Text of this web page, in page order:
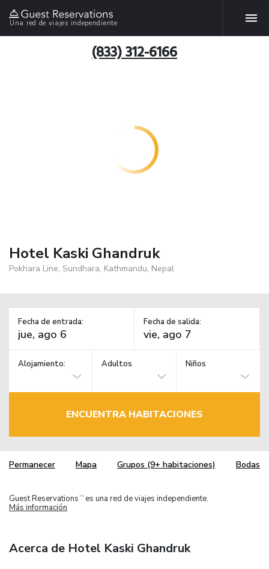
Una red de viajes independiente
(833) 312-6166
Hotel Kaski Ghandruk
Pokhara Line, Sundhara, Kathmandu, Nepal
Fecha de entrada: Fecha de salida:
Alojamiento: Adultos Niños
ENCUENTRA HABITACIONES
Permanecer Mapa Grupos (9+ habitaciones) Bodas
Guest Reservations TM
es una red de viajes independiente.
Más información
Acerca de Hotel Kaski Ghandruk